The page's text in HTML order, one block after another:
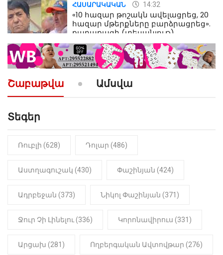
ՀԱՍԱՐԱԿԱԿԱՆ 14:32
«10 հազար թոշակն ավելացրեց, 20
հազար մթերքները բարձրացրեց».
քաղաքացի (տեսանյութ)
ՔԱՂԱՔԱԿԱՆ 10:52
«Լեզվիդ տալու փոխարեն
արտաբերիր այս երկու
նախադասությունը»․ Իշխան
Նիկոլ Փաշինյան
ԻՐԱԴԱՐՁԱՅԻՆ 22:01
մանկապղծության համար
մարմինը
Շաբաթվա Ամսվա
Տեգեր
Ռուբլի (628) Դոլար (486)
Աստղագուշակ (430) Փաշինյան (424)
Ադրբեջան (373) Նիկոլ Փաշինյան (371)
Ջուր Չի Լինելու (336) Կորոնավիրուս (331)
Արցախ (281) Ողբերգական Ավտովթար (276)